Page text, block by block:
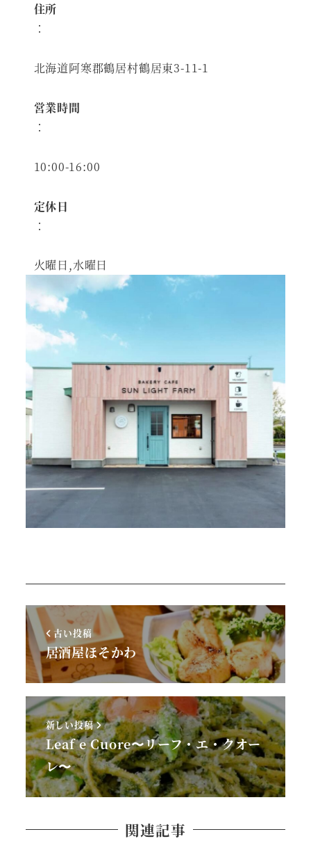
住所
：
北海道阿寒郡鶴居村鶴居東3-11-1
営業時間
：
10:00-16:00
定休日
：
火曜日,水曜日
古い投稿
居酒屋ほそかわ
新しい投稿
Leaf e Cuore〜リーフ・エ・クオー
レ〜
関連記事